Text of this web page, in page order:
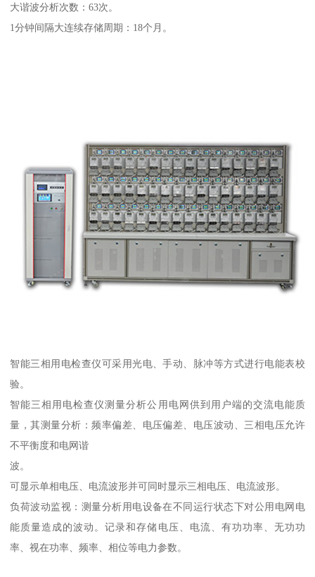
大谐波分析次数：63次。
1分钟间隔大连续存储周期：18个月。
智能三相用电检查仪可采用光电、手动、脉冲等方式进行电能表校
验。
智能三相用电检查仪测量分析公用电网供到用户端的交流电能质
量，其测量分析：频率偏差、电压偏差、电压波动、三相电压允许
不平衡度和电网谐
波。
可显示单相电压、电流波形并可同时显示三相电压、电流波形。
负荷波动监视：测量分析用电设备在不同运行状态下对公用电网电
能质量造成的波动。记录和存储电压、电流、有功功率、无功功
率、视在功率、频率、相位等电力参数。